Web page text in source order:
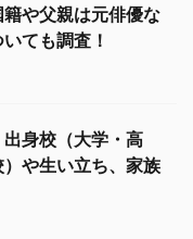
や父親は元俳優な
ても調査！
出身校（大学・高
や生い立ち、家族